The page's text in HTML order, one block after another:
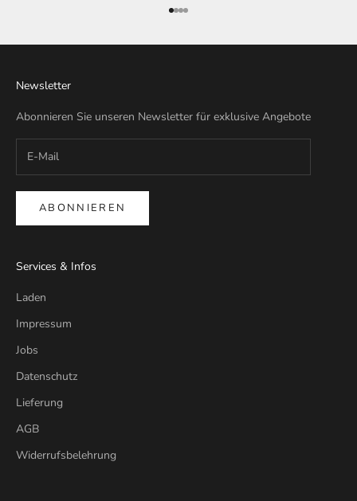
Gehe zu Element 1
Gehe zu Element 2
Gehe zu Element 3
Gehe zu Element 4
Newsletter
Abonnieren Sie unseren Newsletter für exklusive Angebote
ABONNIEREN
Services & Infos
Laden
Impressum
Jobs
Datenschutz
Lieferung
AGB
Widerrufsbelehrung